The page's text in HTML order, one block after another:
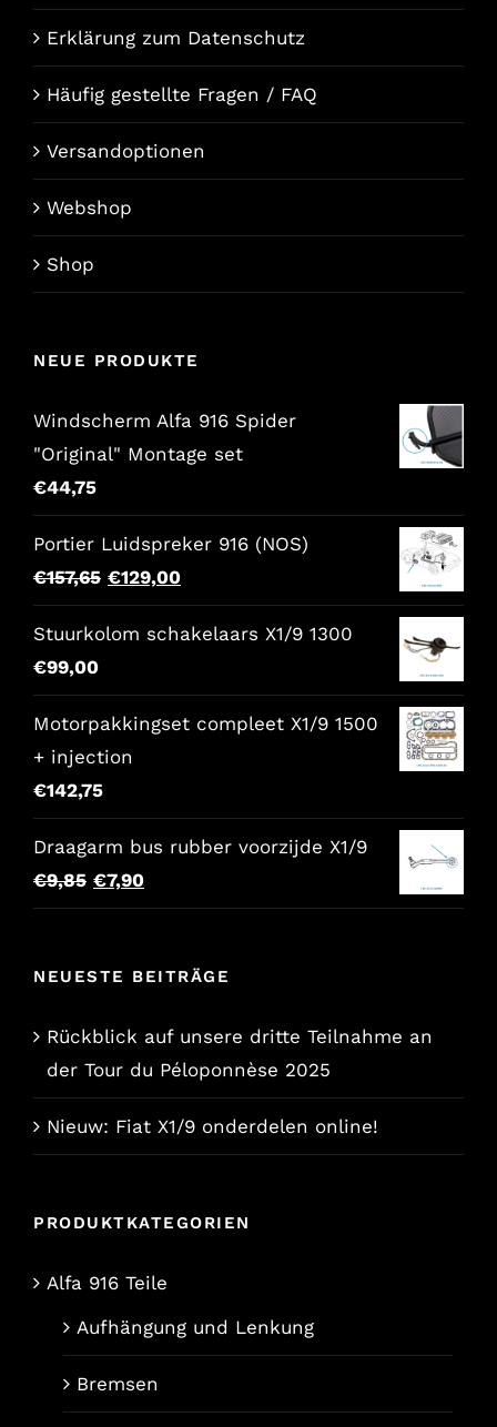
Erklärung zum Datenschutz
Häufig gestellte Fragen / FAQ
Versandoptionen
Webshop
Shop
NEUE PRODUKTE
Windscherm Alfa 916 Spider
"Original" Montage set
€44,75
Portier Luidspreker 916 (NOS)
€157,65 Der
ursprüngliche
Preis
€129,00Der
aktuelle
Preis
Stuurkolom schakelaars X1/9 1300
€99,00
Motorpakkingset compleet X1/9 1500
+ injection
€142,75
Draagarm bus rubber voorzijde X1/9
€9,85 Der
ursprüngliche
war:
€7,90Der
aktuelle
lautet:
NEUESTE BEITRÄGE
Rückblick auf unsere dritte Teilnahme an
der Tour du Péloponnèse 2025
Nieuw: Fiat X1/9 onderdelen online!
PRODUKTKATEGORIEN
Alfa 916 Teile
Aufhängung und Lenkung
Bremsen